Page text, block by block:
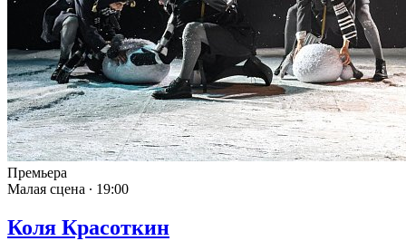
Премьера
Малая сцена ∙ 19:00
Коля Красоткин